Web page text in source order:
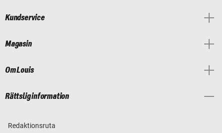
Kundservice
Magasin
Om Louis
Rättslig information
Redaktionsruta